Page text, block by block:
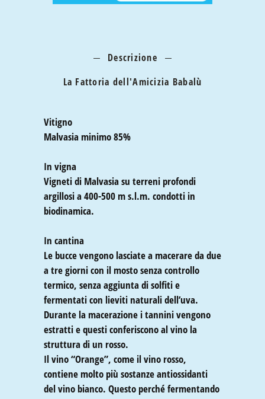
Descrizione
La Fattoria dell'Amicizia Babalù
Vitigno
Malvasia minimo 85%
In vigna
Vigneti di Malvasia su terreni profondi
argillosi a 400-500 m s.l.m. condotti in
biodinamica.
In cantina
Le bucce vengono lasciate a macerare da due
a tre giorni con il mosto senza controllo
termico, senza aggiunta di solfiti e
fermentati con lieviti naturali dell’uva.
Durante la macerazione i tannini vengono
estratti e questi conferiscono al vino la
struttura di un rosso.
Il vino “Orange”, come il vino rosso,
contiene molto più sostanze antiossidanti
del vino bianco. Questo perché fermentando